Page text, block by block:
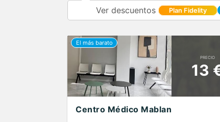
Ver descuentos Plan Fidelity
PRECIO
13
Centro Médico Mablan